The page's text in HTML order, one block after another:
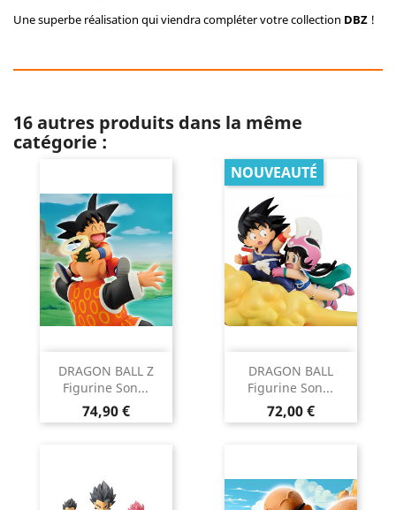
Une superbe réalisation qui viendra compléter votre collection DBZ !
16 autres produits dans la même
catégorie :
DRAGON BALL Z
Figurine Son...
Prix
74,90 €
DRAGON BALL
Figurine Son...
Prix
72,00 €
NOUVEAUTÉ